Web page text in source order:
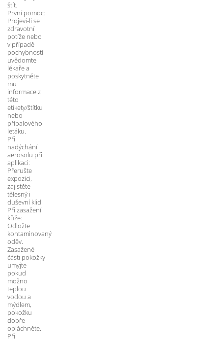
štít.
Projeví-li se
zdravotní
potíže nebo
v případě
pochybností
uvědomte
lékaře a
poskytněte
mu
informace z
této
etikety/štítku
nebo
příbalového
letáku.
Při
nadýchání
aerosolu při
aplikaci:
Přerušte
expozici,
zajistěte
tělesný i
duševní klid.
Při zasažení
kůže:
Odložte
kontaminovaný
oděv.
Zasažené
části pokožky
umyjte
pokud
možno
teplou
vodou a
mýdlem,
pokožku
dobře
opláchněte.
Při